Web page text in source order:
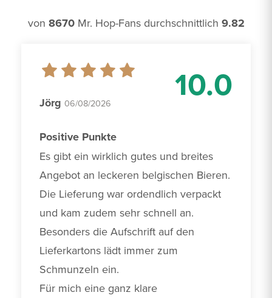
von 8670Mr. Hop-Fans durchschnittlich 9.82
10.0
Jörg 06/08/2026
Positive Punkte
Es gibt ein wirklich gutes und breites
Angebot an leckeren belgischen Bieren.
Die Lieferung war ordendlich verpackt
und kam zudem sehr schnell an.
Besonders die Aufschrift auf den
Lieferkartons lädt immer zum
Schmunzeln ein.
Für mich eine ganz klare